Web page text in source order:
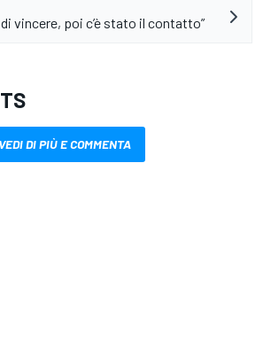
vincere, poi c’è stato il contatto”
VEDI DI PIÙ E COMMENTA